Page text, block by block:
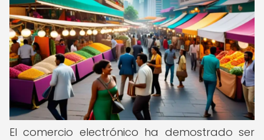
El comercio electrónico ha demostrado ser